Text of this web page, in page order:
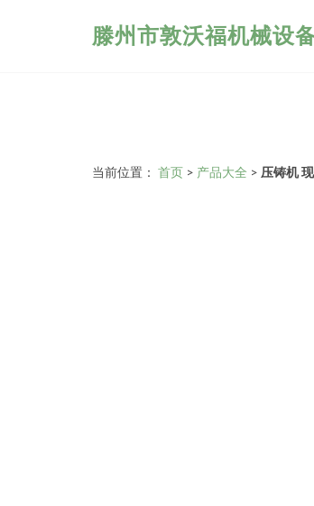
滕州市敦沃福机械设
当前位置： 首页 > 产品大全 > 压铸机